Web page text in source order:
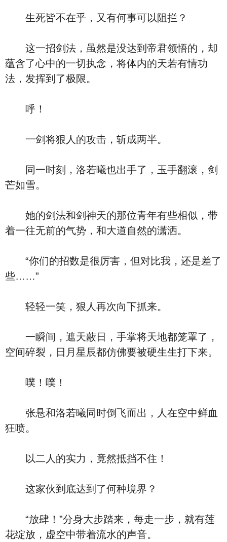
生死皆不在乎，又有何事可以阻拦？
这一招剑法，虽然是没达到帝君领悟的，却
蕴含了心中的一切执念，将体内的天若有情功
法，发挥到了极限。
呼！
一剑将狠人的攻击，斩成两半。
同一时刻，洛若曦也出手了，玉手翻滚，剑
芒如雪。
她的剑法和剑神天的那位青年有些相似，带
着一往无前的气势，和大道自然的潇洒。
“你们的招数是很厉害，但对比我，还是差了
些……”
轻轻一笑，狠人再次向下抓来。
一瞬间，遮天蔽日，手掌将天地都笼罩了，
空间碎裂，日月星辰都仿佛要被硬生生打下来。
噗！噗！
张悬和洛若曦同时倒飞而出，人在空中鲜血
狂喷。
以二人的实力，竟然抵挡不住！
这家伙到底达到了何种境界？
“放肆！”分身大步踏来，每走一步，就有莲
花绽放，虚空中带着流水的声音。